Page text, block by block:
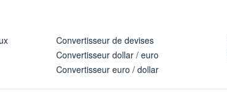
Convertisseur de devises
Convertisseur dollar / euro
Convertisseur euro / dollar